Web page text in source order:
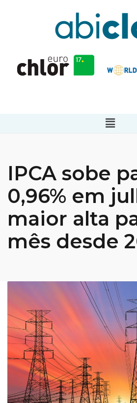
IPCA sobe
0,96% em
maior alta
mês desde